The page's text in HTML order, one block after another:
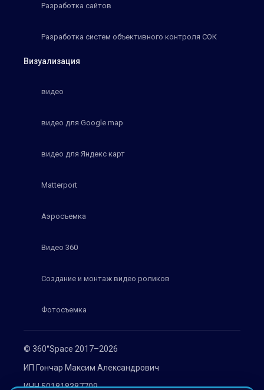
© 360°Space 2017–2026
ИП Гончар Максим Александрович
ИНН 501818387709
Разработка сайтов
Разработка систем объективного контроля СОК
Визуализация
видео
видео для Google map
видео для Яндекс карт
Matterport
Аэросъемка
Видео 360
Создание и монтаж видео роликов
Фотосъемка